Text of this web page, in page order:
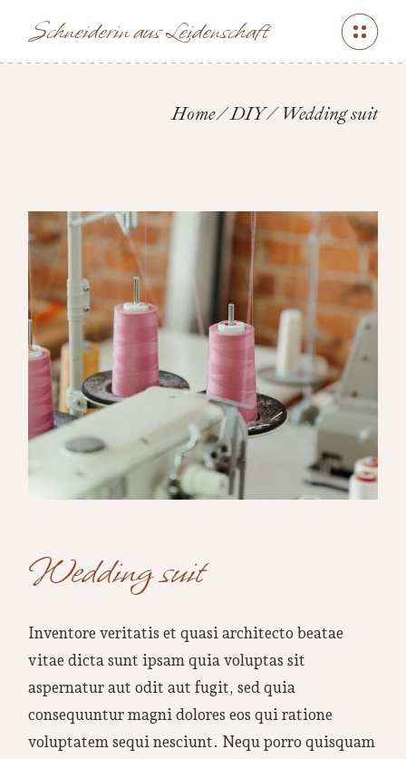
Schneiderin aus Leidenschaft
Home DIY Wedding suit
Wedding suit
Inventore veritatis et quasi architecto beatae
vitae dicta sunt ipsam quia voluptas sit
aspernatur aut odit aut fugit, sed quia
consequuntur magni dolores eos qui ratione
voluptatem sequi nesciunt. Nequ porro quisquam